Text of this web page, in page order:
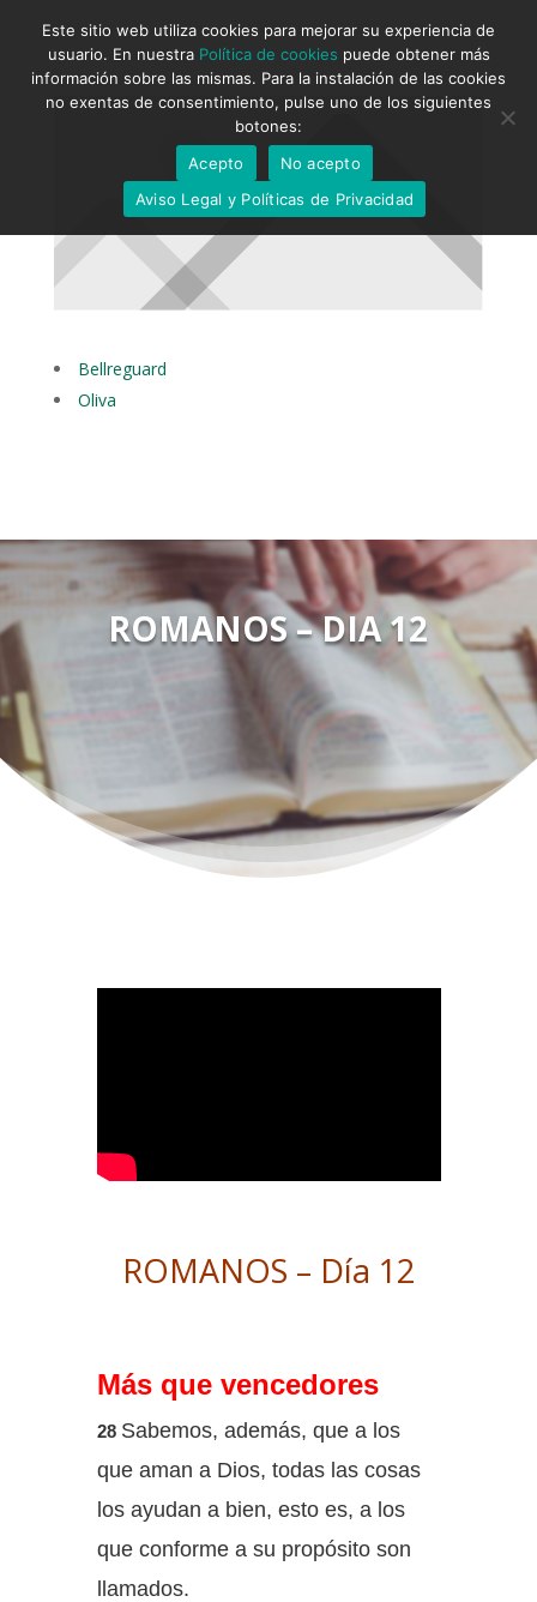
Bellreguard
Oliva
ROMANOS – DIA 12
ROMANOS – Día 12
Más que vencedores
28 Sabemos, además, que a los
que aman a Dios, todas las cosas
los ayudan a bien, esto es, a los
que conforme a su propósito son
llamados.
Este sitio web utiliza cookies para mejorar su experiencia de
usuario. En nuestra Política de cookies puede obtener más
información sobre las mismas. Para la instalación de las cookies
no exentas de consentimiento, pulse uno de los siguientes
botones:
Acepto
No acepto
Aviso Legal y Políticas de Privacidad